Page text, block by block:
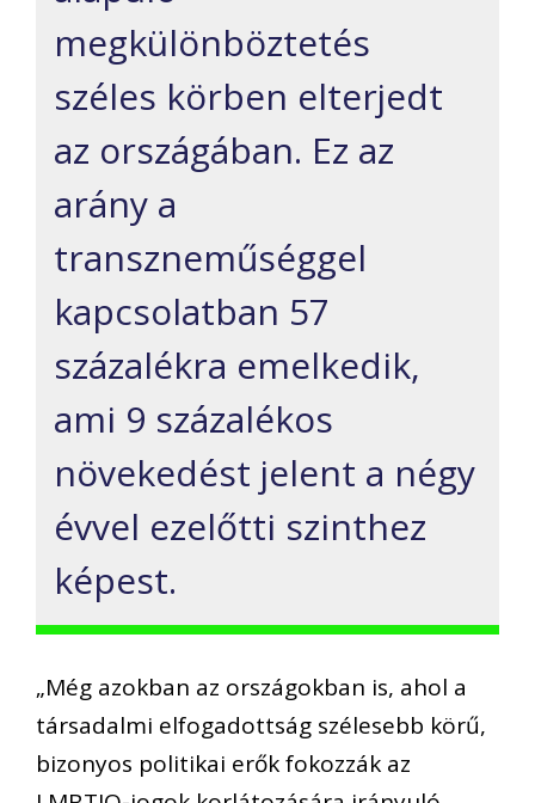
megkülönböztetés
széles körben elterjedt
az országában. Ez az
arány a
transzneműséggel
kapcsolatban 57
százalékra emelkedik,
ami 9 százalékos
növekedést jelent a négy
évvel ezelőtti szinthez
képest.
„Még azokban az országokban is, ahol a
társadalmi elfogadottság szélesebb körű,
bizonyos politikai erők fokozzák az